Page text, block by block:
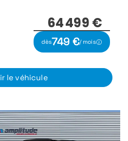
64 499 €
dès749 €/ mois
le véhicule